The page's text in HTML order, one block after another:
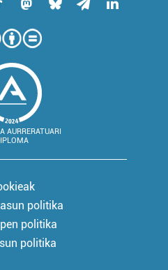
AURRERATUARI
politika
politika
politika